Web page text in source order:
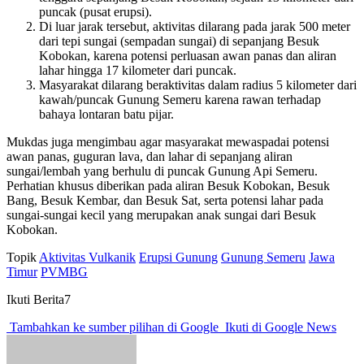
puncak (pusat erupsi).
Di luar jarak tersebut, aktivitas dilarang pada jarak 500 meter
dari tepi sungai (sempadan sungai) di sepanjang Besuk
Kobokan, karena potensi perluasan awan panas dan aliran
lahar hingga 17 kilometer dari puncak.
Masyarakat dilarang beraktivitas dalam radius 5 kilometer dari
kawah/puncak Gunung Semeru karena rawan terhadap
bahaya lontaran batu pijar.
Mukdas juga mengimbau agar masyarakat mewaspadai potensi
awan panas, guguran lava, dan lahar di sepanjang aliran
sungai/lembah yang berhulu di puncak Gunung Api Semeru.
Perhatian khusus diberikan pada aliran Besuk Kobokan, Besuk
Bang, Besuk Kembar, dan Besuk Sat, serta potensi lahar pada
sungai-sungai kecil yang merupakan anak sungai dari Besuk
Kobokan.
Topik Aktivitas Vulkanik Erupsi Gunung Gunung Semeru Jawa
Timur PVMBG
Ikuti Berita7
Tambahkan ke sumber pilihan di Google Ikuti di Google News